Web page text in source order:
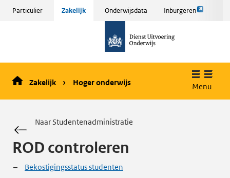
Sla
naar
inhoud
Particulier Zakelijk Onderwijsdata Inburgeren
Link
pagina
de
Zakelijk Hoger onderwijs Menu
Naar Studentenadministratie
ROD controleren
Bekostigingsstatus studenten